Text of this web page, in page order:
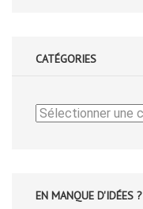
CATÉGORIES
Catégories
EN MANQUE D'IDÉES ?